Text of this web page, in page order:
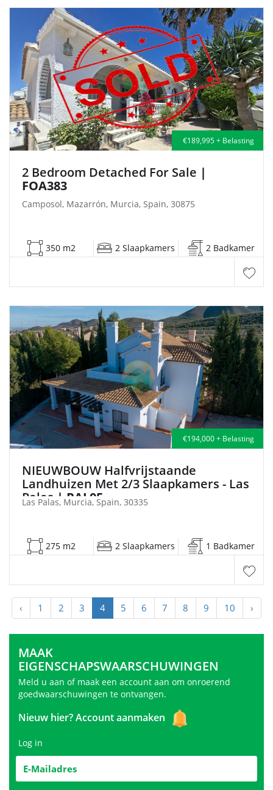
€189,995 + Belasting
2 Bedroom Detached For Sale |
FOA383
Camposol, Mazarrón, Murcia, Spain, 30875
350 m2 2 Slaapkamers 2 Badkamer
€194,000 + Belasting
NIEUWBOUW Halfvrijstaande
Landhuizen Met 2/3 Slaapkamers - Las
Palas| PAL05
Las Palas, Murcia, Spain, 30335
275 m2 2 Slaapkamers 1 Badkamer
‹ 1 2 3 4 5 6 7 8 9 10 ›
MAAK
EIGENSCHAPSWAARSCHUWINGEN
Meld u aan of maak een account aan om onroerend
goedwaarschuwingen te ontvangen.
Nieuw hier?Account aanmaken
Log in